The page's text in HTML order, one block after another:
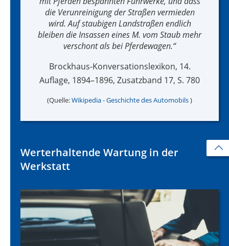
die Verunreinigung der Straßen vermieden
wird. Auf staubigen Landstraßen endlich
bleiben die Insassen eines M. vom Staub mehr
verschont als bei Pferdewagen.
Brockhaus-Konversationslexikon, 14.
Auflage, 1894–1896, Zusatzband 17, S. 780
(Quelle:Wikipedia - Geschichte des Automobils)
Werterhaltende Wartung in der
Werkstatt